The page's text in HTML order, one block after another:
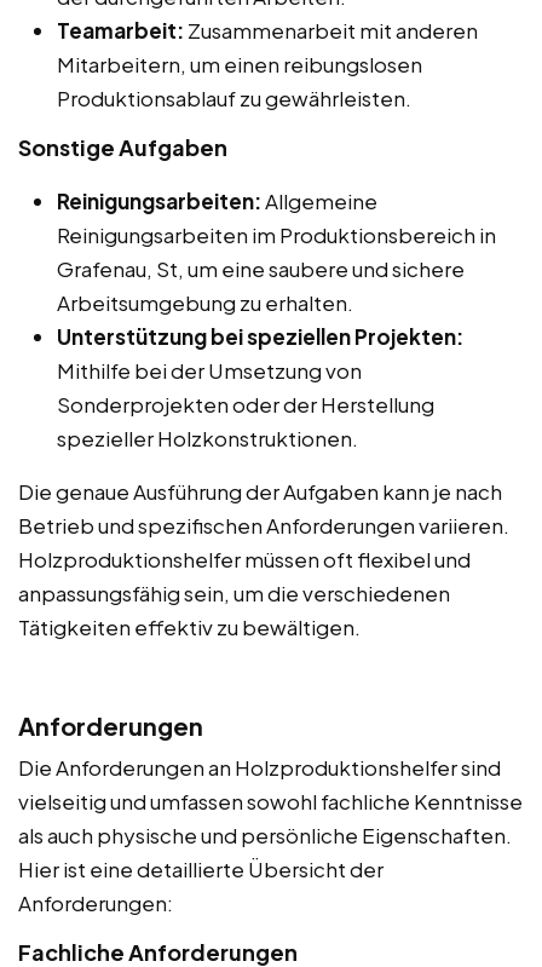
Teamarbeit: Zusammenarbeit mit anderen
Mitarbeitern, um einen reibungslosen
Produktionsablauf zu gewährleisten.
Sonstige Aufgaben
Reinigungsarbeiten:Allgemeine
Reinigungsarbeiten im Produktionsbereich in
Grafenau, St, um eine saubere und sichere
Arbeitsumgebung zu erhalten.
Unterstützung bei speziellen Projekten:
Mithilfe bei der Umsetzung von
Sonderprojekten oder der Herstellung
spezieller Holzkonstruktionen.
Die genaue Ausführung der Aufgaben kann je nach
Betrieb und spezifischen Anforderungen variieren.
Holzproduktionshelfer müssen oft flexibel und
anpassungsfähig sein, um die verschiedenen
Tätigkeiten effektiv zu bewältigen.
Anforderungen
Die Anforderungen an Holzproduktionshelfer sind
vielseitig und umfassen sowohl fachliche Kenntnisse
als auch physische und persönliche Eigenschaften.
Hier ist eine detaillierte Übersicht der
Anforderungen:
Fachliche Anforderungen